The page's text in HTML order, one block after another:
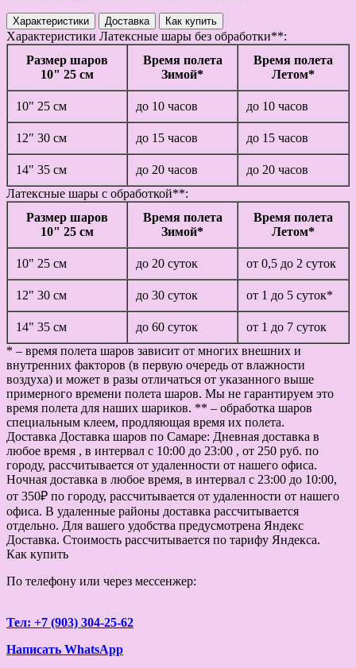
Характеристики Доставка Как купить
Характеристики Латексные шары без обработки**:
Размер шаров
10" 25 см
Время полета
Зимой*
Время полета
Летом*
10" 25 см до 10 часов до 10 часов
12" 30 см до 15 часов до 15 часов
14" 35 см до 20 часов
до 20 часов
Латексные шары с обработкой**:
Размер шаров
10" 25 см
Время полета
Зимой*
Время полета
Летом*
10" 25 см до 20 суток от 0,5 до 2 суток
12" 30 см до 30 суток от 1 до 5 суток*
14" 35 см до 60 суток
от 1 до 7 суток
* – время полета шаров зависит от многих внешних и
внутренних факторов (в первую очередь от влажности
воздуха) и может в разы отличаться от указанного выше
примерного времени полета шаров. Мы не гарантируем это
время полета для наших шариков. ** – обработка шаров
специальным клеем, продляющая время их полета.
Доставка Доставка шаров по Самаре: Дневная доставка в
любое время , в интервал с 10:00 до 23:00 , от 250 руб. по
городу, рассчитывается от удаленности от нашего офиса.
Ночная доставка в любое время, в интервал с 23:00 до 10:00,
от 350₽ по городу, рассчитывается от удаленности от нашего
офиса. В удаленные районы доставка рассчитывается
отдельно. Для вашего удобства предусмотрена Яндекс
Доставка. Стоимость рассчитывается по тарифу Яндекса.
Как купить
По телефону или через мессенжер:
Тел: +7 (903) 304-25-62
Написать WhatsApp